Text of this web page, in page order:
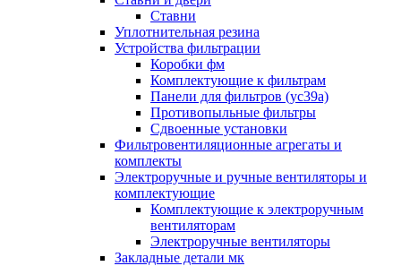
Ставни
Уплотнительная резина
Устройства фильтрации
Коробки фм
Комплектующие к фильтрам
Панели для фильтров (ус39а)
Противопыльные фильтры
Сдвоенные установки
Фильтровентиляционные агрегаты и
комплекты
Электроручные и ручные вентиляторы и
комплектующие
Комплектующие к электроручным
вентиляторам
Электроручные вентиляторы
Закладные детали мк